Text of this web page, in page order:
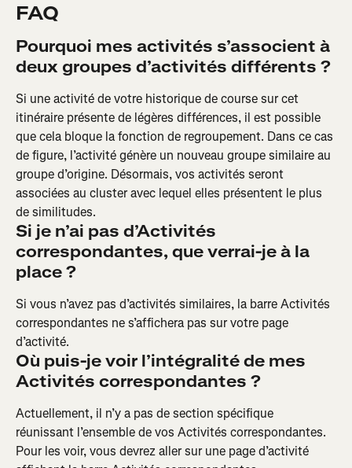
FAQ
Pourquoi mes activités s’associent à
deux groupes d’activités différents ?
Si une activité de votre historique de course sur cet
itinéraire présente de légères différences, il est possible
que cela bloque la fonction de regroupement. Dans ce cas
de figure, l’activité génère un nouveau groupe similaire au
groupe d’origine. Désormais, vos activités seront
associées au cluster avec lequel elles présentent le plus
de similitudes.
Si je n’ai pas d’Activités
correspondantes, que verrai-je à la
place ?
Si vous n’avez pas d’activités similaires, la barre Activités
correspondantes ne s’affichera pas sur votre page
d’activité.
Où puis-je voir l’intégralité de mes
Activités correspondantes ?
Actuellement, il n’y a pas de section spécifique
réunissant l’ensemble de vos Activités correspondantes.
Pour les voir, vous devrez aller sur une page d’activité